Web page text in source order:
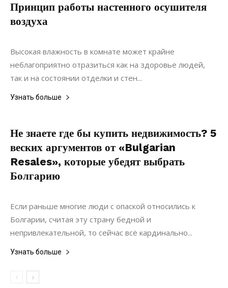
Принцип работы настенного осушителя
воздуха
25.12.2020
Высокая влажность в комнате может крайне
неблагоприятно отразиться как на здоровье людей,
так и на состоянии отделки и стен...
Узнать больше
Не знаете где бы купить недвижимость? 5
веских аргументов от «Bulgarian
Resales», которые убедят выбрать
Болгарию
10.02.2022
Если раньше многие люди с опаской относились к
Болгарии, считая эту страну бедной и
непривлекательной, то сейчас всё кардинально...
Узнать больше